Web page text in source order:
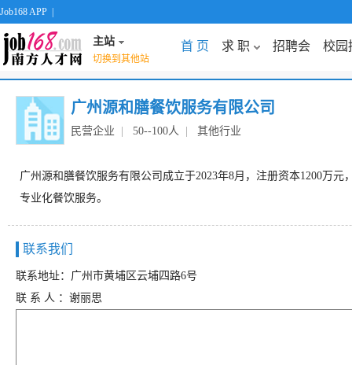
Job168 APP
主站
切换到其他站
首 页 求 职 招聘会 校园
广州源和膳餐饮服务有限公司
民营企业 50--100人 其他行业
广州源和膳餐饮服务有限公司成立于2023年8月，注册资本1200万
专业化餐饮服务。
联系我们
联系地址：广州市黄埔区云埔四路6号
联 系 人 ：谢丽思